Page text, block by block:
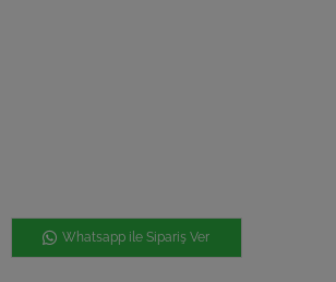
Whatsapp ile Sipariş Ver